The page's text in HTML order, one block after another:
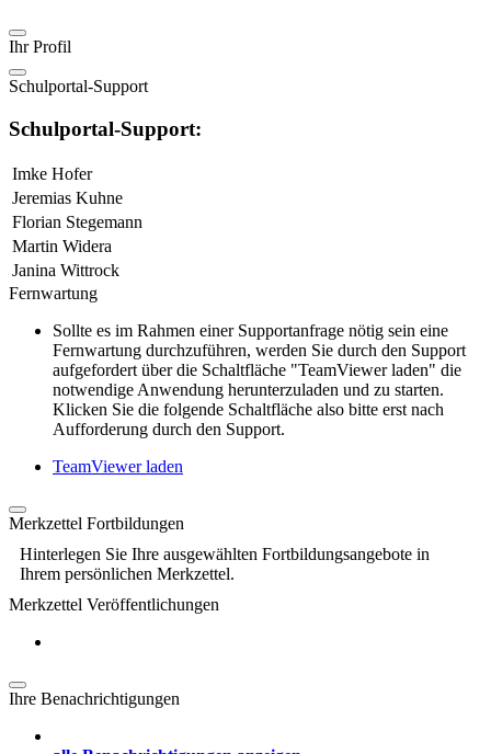
Ihr Profil
Schulportal-Support
Schulportal-Support:
Imke Hofer
Jeremias Kuhne
Florian Stegemann
Martin Widera
Janina Wittrock
Fernwartung
Sollte es im Rahmen einer Supportanfrage nötig sein eine
Fernwartung durchzuführen, werden Sie durch den Support
aufgefordert über die Schaltfläche "TeamViewer laden" die
notwendige Anwendung herunterzuladen und zu starten.
Klicken Sie die folgende Schaltfläche also bitte erst nach
Aufforderung durch den Support.
TeamViewer laden
Merkzettel Fortbildungen
Hinterlegen Sie Ihre ausgewählten Fortbildungsangebote in
Ihrem persönlichen Merkzettel.
Merkzettel Veröffentlichungen
Ihre Benachrichtigungen